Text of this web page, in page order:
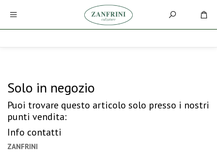
Solo in negozio
Puoi trovare questo articolo solo presso i nostri
punti vendita:
Info contatti
ZANFRINI